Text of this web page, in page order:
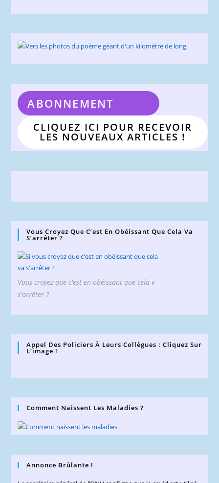
ABONNEMENT
CLIQUEZ ICI POUR RECEVOIR
LES NOUVEAUX ARTICLES !
Vous Croyez Que C’est En Obéissant Que Cela Va
S’arrêter ?
Vous croyez que c'est en obéissant que cela v
s'arrêter ?
Appel Des Policiers À Leurs Collègues : Cliquez Sur
L’image !
Comment Naissent Les Maladies ?
Annonce Brûlante !